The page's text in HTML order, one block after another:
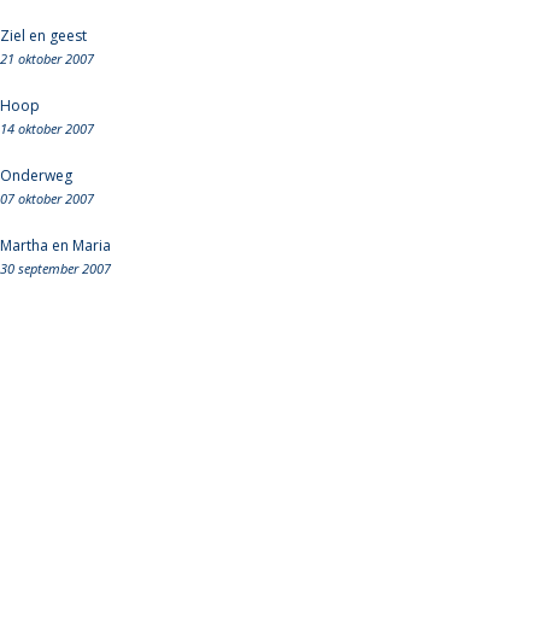
Ziel en geest
21 oktober 2007
Hoop
14 oktober 2007
Onderweg
07 oktober 2007
Martha en Maria
30 september 2007